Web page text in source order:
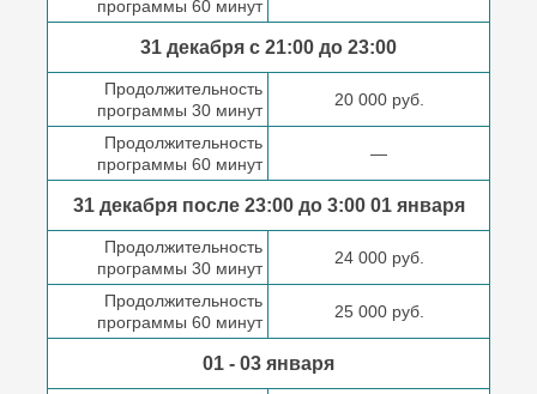
программы 60 минут
31 декабря с 21:00 до 23:00
Продолжительность
программы 30 минут
20 000 руб.
Продолжительность
программы 60 минут
—
31 декабря после23:00 до 3:0001 января
Продолжительность
программы 30 минут
24 000 руб.
Продолжительность
программы 60 минут
25 000 руб.
01 - 03 января